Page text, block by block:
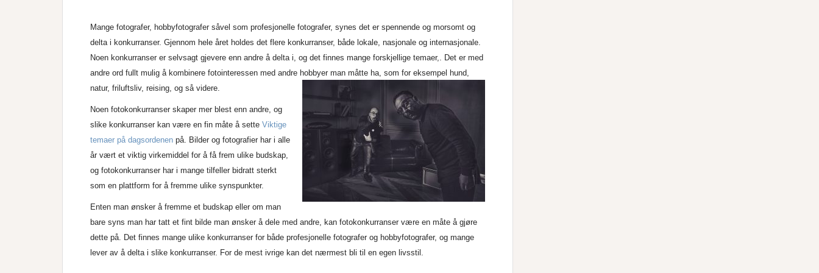
Mange fotografer, hobbyfotografer såvel som profesjonelle fotografer, synes det er spennende og morsomt og
delta i konkurranser. Gjennom hele året holdes det flere konkurranser, både lokale, nasjonale og internasjonale.
Noen konkurranser er selvsagt gjevere enn andre å delta i, og det finnes mange forskjellige temaer,. Det er med
andre ord fullt mulig å kombinere fotointeressen med andre hobbyer man måtte ha, som for eksempel hund,
natur, friluftsliv, reising, og så videre.
Noen fotokonkurranser skaper mer blest enn andre, og
slike konkurranser kan være en fin måte å sette Viktige
temaer på dagsordenen på. Bilder og fotografier har i alle
år vært et viktig virkemiddel for å få frem ulike budskap,
og fotokonkurranser har i mange tilfeller bidratt sterkt
som en plattform for å fremme ulike synspunkter.
Enten man ønsker å fremme et budskap eller om man
bare syns man har tatt et fint bilde man ønsker å dele med andre, kan fotokonkurranser være en måte å gjøre
dette på. Det finnes mange ulike konkurranser for både profesjonelle fotografer og hobbyfotografer, og mange
lever av å delta i slike konkurranser. For de mest ivrige kan det nærmest bli til en egen livsstil.